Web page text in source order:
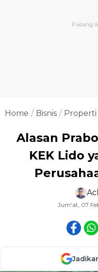
Home Bisnis Properti
Alasan
KEK Lido
Jum'at, 07